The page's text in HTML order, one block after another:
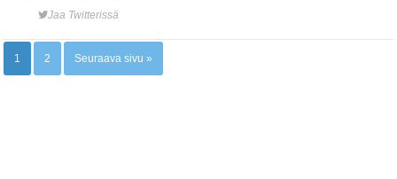
Jaa Twitterissä
1 2 Seuraava sivu »